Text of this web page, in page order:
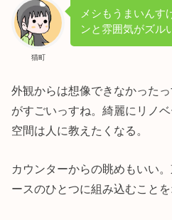
猫町
メシもうまいんす
ンと雰囲気がズル
外観からは想像できなかった
がすごいっすね。綺麗にリノ
空間は人に教えたくなる。
カウンターからの眺めもいい
ースのひとつに組み込むことを